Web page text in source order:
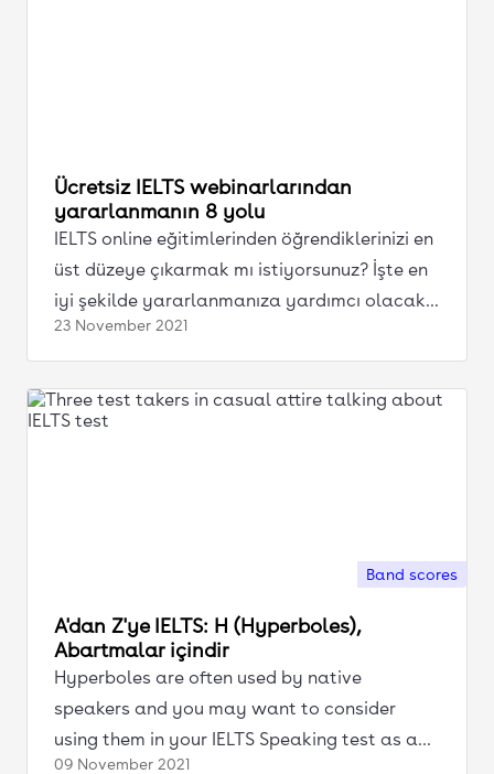
Ücretsiz IELTS webinarlarından
yararlanmanın 8 yolu
IELTS online eğitimlerinden öğrendiklerinizi en
üst düzeye çıkarmak mı istiyorsunuz? İşte en
iyi şekilde yararlanmanıza yardımcı olacak
bazı ipuçları.
23 November 2021
Band scores
A'dan Z'ye IELTS: H (Hyperboles),
Abartmalar içindir
Hyperboles are often used by native
speakers and you may want to consider
using them in your IELTS Speaking test as a
09 November 2021